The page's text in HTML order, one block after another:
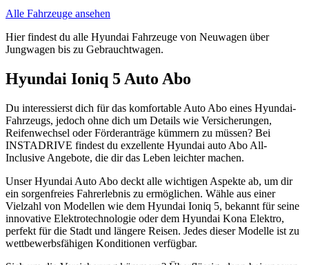
Alle Fahrzeuge ansehen
Hier findest du alle Hyundai Fahrzeuge von Neuwagen über
Jungwagen bis zu Gebrauchtwagen.
Hyundai Ioniq 5 Auto Abo
Du interessierst dich für das komfortable Auto Abo eines Hyundai-
Fahrzeugs, jedoch ohne dich um Details wie Versicherungen,
Reifenwechsel oder Förderanträge kümmern zu müssen? Bei
INSTADRIVE findest du exzellente Hyundai auto Abo All-
Inclusive Angebote, die dir das Leben leichter machen.
Unser Hyundai Auto Abo deckt alle wichtigen Aspekte ab, um dir
ein sorgenfreies Fahrerlebnis zu ermöglichen. Wähle aus einer
Vielzahl von Modellen wie dem Hyundai Ioniq 5, bekannt für seine
innovative Elektrotechnologie oder dem Hyundai Kona Elektro,
perfekt für die Stadt und längere Reisen. Jedes dieser Modelle ist zu
wettbewerbsfähigen Konditionen verfügbar.